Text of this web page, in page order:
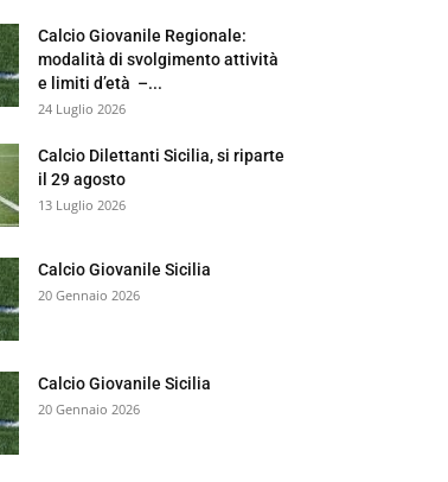
Calcio Giovanile Regionale:
modalità di svolgimento attività
e limiti d’età –...
24 Luglio 2026
Calcio Dilettanti Sicilia, si riparte
il 29 agosto
13 Luglio 2026
Calcio Giovanile Sicilia
20 Gennaio 2026
Calcio Giovanile Sicilia
20 Gennaio 2026